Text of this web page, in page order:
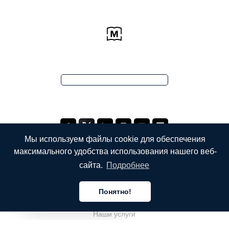
Мы используем файлы cookie для обеспечения
максимального удобства использования нашего веб-
сайта. Подробнее
Понятно!
О компании
Наши услуги
Русский